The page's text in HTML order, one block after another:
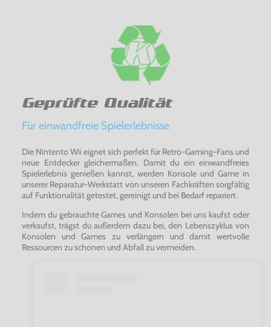
Geprüfte Qualität
Für einwandfreie Spielerlebnisse
Die Nintento Wii eignet sich perfekt für Retro-Gaming-Fans und
neue Entdecker gleichermaßen. Damit du ein einwandfreies
Spielerlebnis genießen kannst, werden Konsole und Game in
unserer Reparatur-Werkstatt von unseren Fachkräften sorgfältig
auf Funktionalität getestet, gereinigt und bei Bedarf repariert.
Indem du gebrauchte Games und Konsolen bei uns kaufst oder
verkaufst, trägst du außerdem dazu bei, den Lebenszyklus von
Konsolen und Games zu verlängern und damit wertvolle
Ressourcen zu schonen und Abfall zu vermeiden.